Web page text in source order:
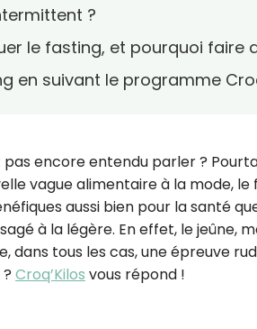
?
le fasting, et pourquoi faire
en suivant le programme
pas encore entendu parler ?
vague alimentaire à la mode,
aussi bien pour la santé
à la légère. En effet, le jeûne,
dans tous les cas, une épreuve
Croq’Kilos vous répond !